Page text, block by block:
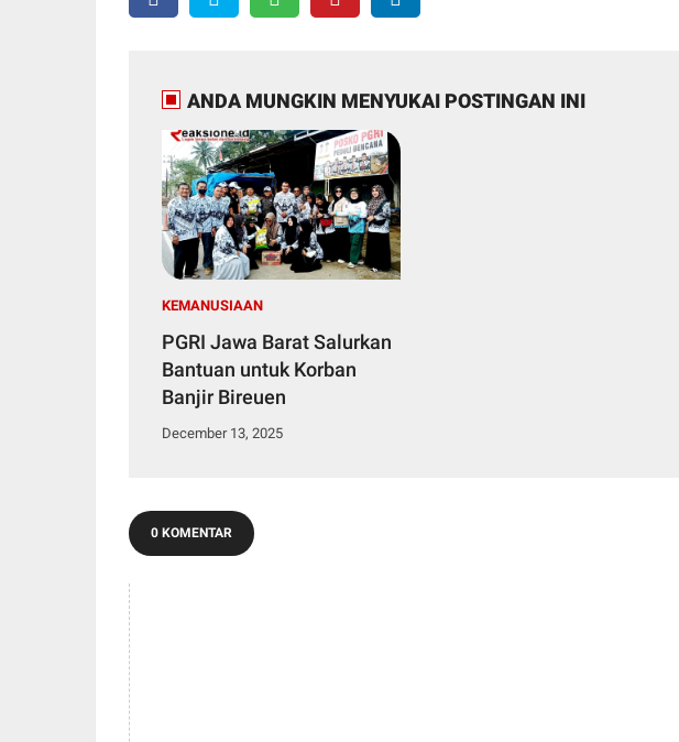
ANDA MUNGKIN MENYUKAI POSTINGAN INI
KEMANUSIAAN
PGRI Jawa Barat Salurkan
Bantuan untuk Korban
Banjir Bireuen
December 13, 2025
0 KOMENTAR